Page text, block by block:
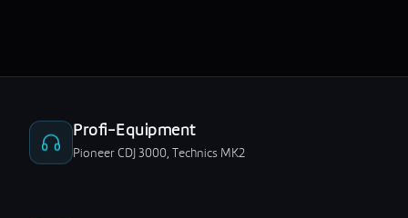
Profi-Equipment
Pioneer CDJ 3000, Technics MK2